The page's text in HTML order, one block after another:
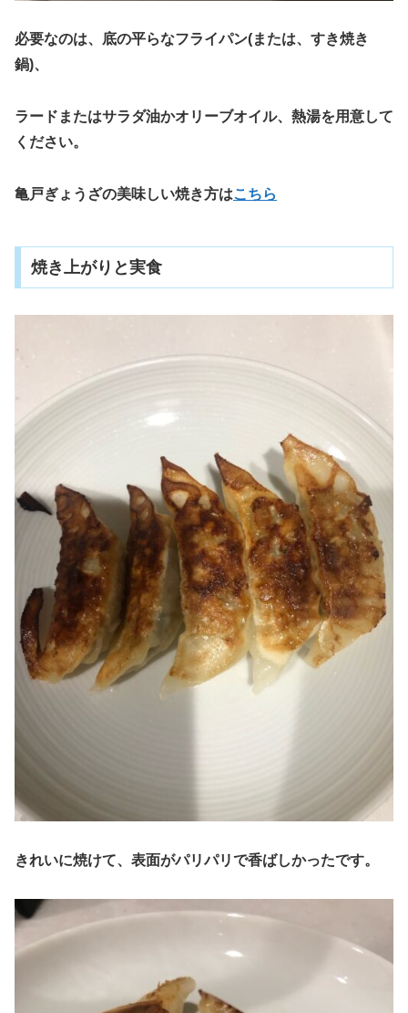
必要なのは、底の平らなフライパン(または、すき焼き
鍋)、
ラードまたはサラダ油かオリーブオイル、熱湯を用意して
ください。
亀戸ぎょうざの美味しい焼き方はこちら
焼き上がりと実食
きれいに焼けて、表面がパリパリで香ばしかったです。